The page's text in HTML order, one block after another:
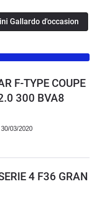
Gallardo d'occasion
F-TYPE COUPE
300 BVA8
30/03/2020
4 F36 GRAN